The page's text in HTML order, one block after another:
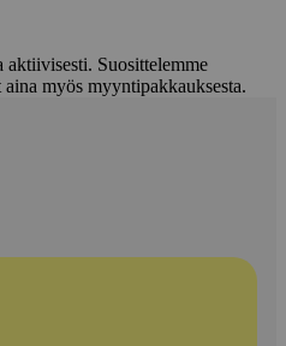
Suosittelemme
myös myyntipakkauksesta.